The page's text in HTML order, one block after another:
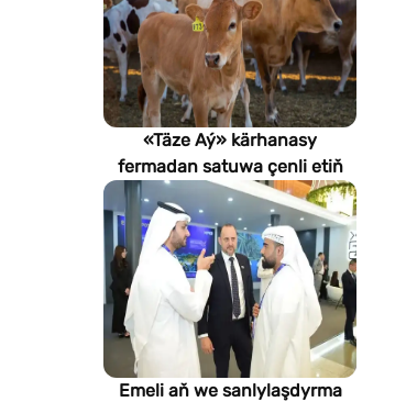
«Täze Aý» kärhanasy
fermadan satuwa çenli etiň
hilini nädip gözegçilikde
saklaýar?
Emeli aň we sanlylaşdyrma